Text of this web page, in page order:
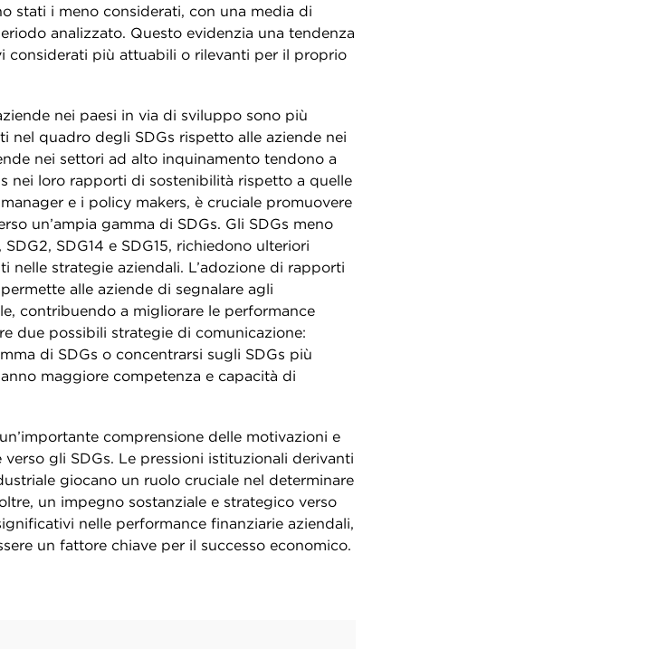
stati i meno considerati, con una media di
analizzato. Questo evidenzia una tendenza
considerati più attuabili o rilevanti per il proprio
nei paesi in via di sviluppo sono più
nel quadro degli SDGs rispetto alle aziende nei
nei settori ad alto inquinamento tendono a
nei loro rapporti di sostenibilità rispetto a quelle
e i policy makers, è cruciale promuovere
un’ampia gamma di SDGs. Gli SDGs meno
SDG14 e SDG15, richiedono ulteriori
nelle strategie aziendali. L’adozione di rapporti
alle aziende di segnalare agli
contribuendo a migliorare le performance
due possibili strategie di comunicazione:
di SDGs o concentrarsi sugli SDGs più
maggiore competenza e capacità di
comprensione delle motivazioni e
gli SDGs. Le pressioni istituzionali derivanti
giocano un ruolo cruciale nel determinare
un impegno sostanziale e strategico verso
nelle performance finanziarie aziendali,
un fattore chiave per il successo economico.